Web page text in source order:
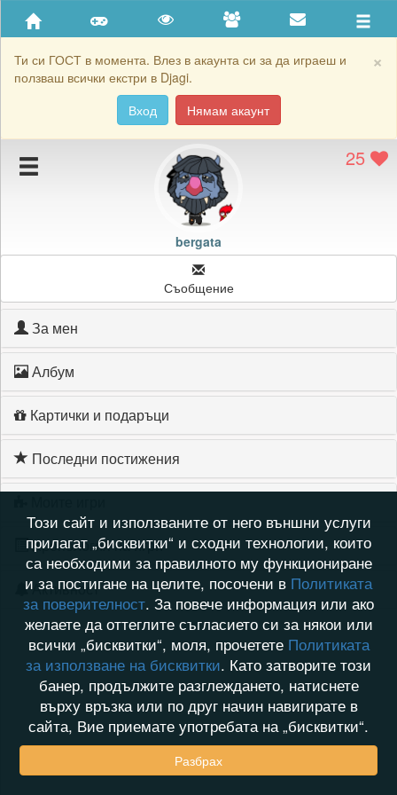
×
Ти си ГОСТ в момента. Влез в акаунта си за да играеш и
ползваш всички екстри в Djagi.
Вход
Нямам акаунт
Приятели
Хронология на игри
Подаръците на bergata 25
bergata
Съобщение
За мен
Албум
Картички и подаръци
Последни постижения
Хронология на игри
Активност
Този сайт и използваните от него външни услуги
прилагат „бисквитки“ и сходни технологии, които
са необходими за правилното му функциониране
и за постигане на целите, посочени в Политиката
за поверителност. За повече информация или ако
желаете да оттеглите съгласието си за някои или
всички „бисквитки“, моля, прочетете Политиката
за използване на бисквитки. Като затворите този
банер, продължите разглеждането, натиснете
върху връзка или по друг начин навигирате в
сайта, Вие приемате употребата на „бисквитки“.
Разбрах